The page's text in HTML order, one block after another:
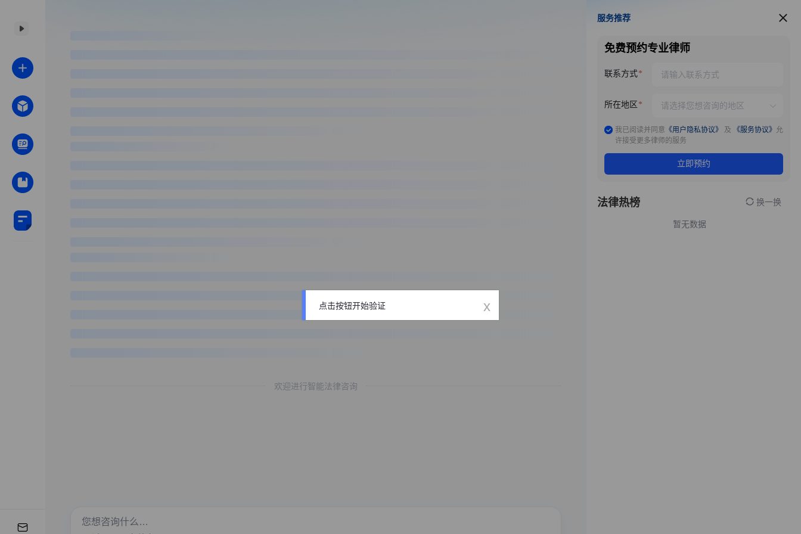
欢迎进行智能法律咨询
服务推荐
服务推荐
免费预约专业律师
联系方式
所在地区
我已阅读并同意 《用户隐私协议》 及 《服务协议》 允
许接受更多律师的服务
立即预约
法律热榜 换一换
暂无数据
点击按钮开始验证 x